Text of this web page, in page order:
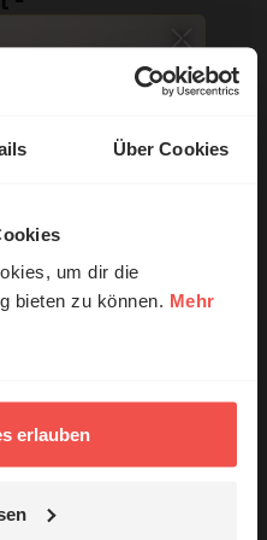
Über Cookies
um dir die
bieten zu können. Mehr
erlauben